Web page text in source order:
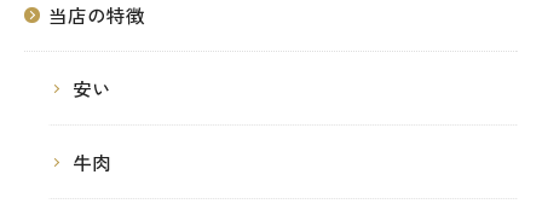
当店の特徴
安い
牛肉